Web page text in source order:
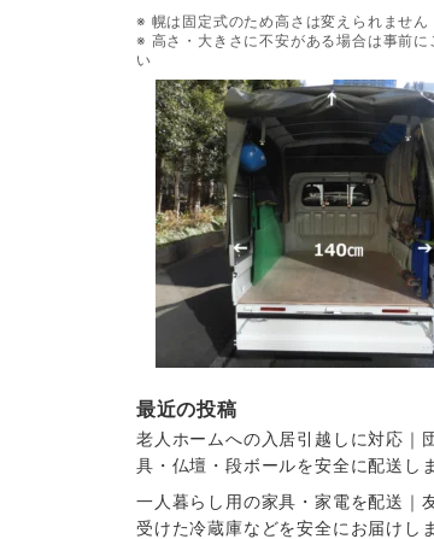
※ 幌は固定式のため高さは変えられません
※ 高さ・大きさに不安がある場合は事前に
い
最近の投稿
老人ホームへの入居引越しに対応｜
具・仏壇・段ボールを安全に配送し
一人暮らし用の家具・家電を配送｜
受けた冷蔵庫などを安全にお届けし